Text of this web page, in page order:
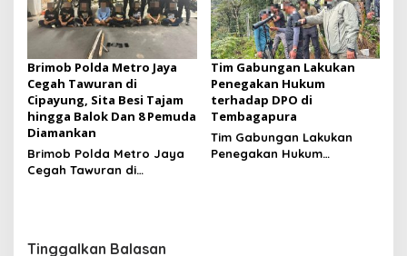
Brimob Polda Metro Jaya
Cegah Tawuran di
Cipayung, Sita Besi Tajam
hingga Balok Dan 8 Pemuda
Diamankan
Brimob Polda Metro Jaya
Cegah Tawuran di
Tim Gabungan Lakukan
Penegakan Hukum
terhadap DPO di
Tembagapura
Tim Gabungan Lakukan
Penegakan Hukum
Tinggalkan Balasan